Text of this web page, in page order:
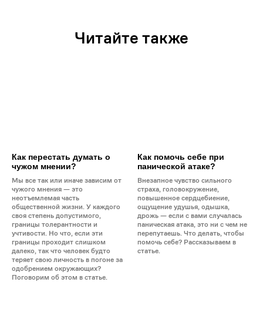
Читайте также
Как перестать думать о
чужом мнении?
Мы все так или иначе зависим от
чужого мнения — это
неотъемлемая часть
общественной жизни. У каждого
своя степень допустимого,
границы толерантности и
учтивости. Но что, если эти
границы проходит слишком
далеко, так что человек будто
теряет свою личность в погоне за
одобрением окружающих?
Поговорим об этом в статье.
Как помочь себе при
панической атаке?
Внезапное чувство сильного
страха, головокружение,
повышенное сердцебиение,
ощущение удушья, одышка,
дрожь — если с вами случалась
паническая атака, это ни с чем не
перепутаешь. Что делать, чтобы
помочь себе? Рассказываем в
статье.